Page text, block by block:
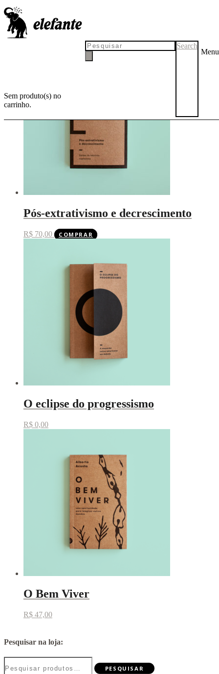
Sem produto(s) no
carrinho.
Search
Menu
Alberto Acosta
Pós-extrativismo e decrescimento
R$ 70,00 COMPRAR
O eclipse do progressismo
R$ 0,00
O Bem Viver
R$ 47,00
Pesquisar na loja:
Pesquisar
por:
PESQUISAR